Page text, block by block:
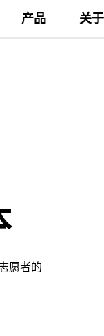
产品 关
愿者的